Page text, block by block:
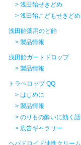
> 浅田飴せきどめ
> 浅田飴こどもせきどめ
浅田飴薬用のど飴
> 製品情報
浅田飴ガードドロップ
> 製品情報
トラベロップ QQ
> はじめに
> 製品情報
> のりもの酔いに効く話
> 広告ギャラリー
ヘパドロイド油性クリーム